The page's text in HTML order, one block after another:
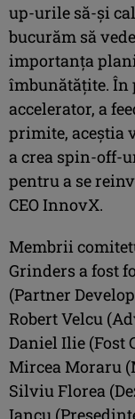
up-urile să-şi
bucurăm să
importanţa
îmbunătăţite.
accelerator, a
primite, aceştia
a crea spin-off-
pentru a se
CEO InnovX.
Membrii
Grinders a fost
(Partner
Robert Velcu
Daniel Ilie (Fost
Mircea Moraru
Silviu Florea
Iancu